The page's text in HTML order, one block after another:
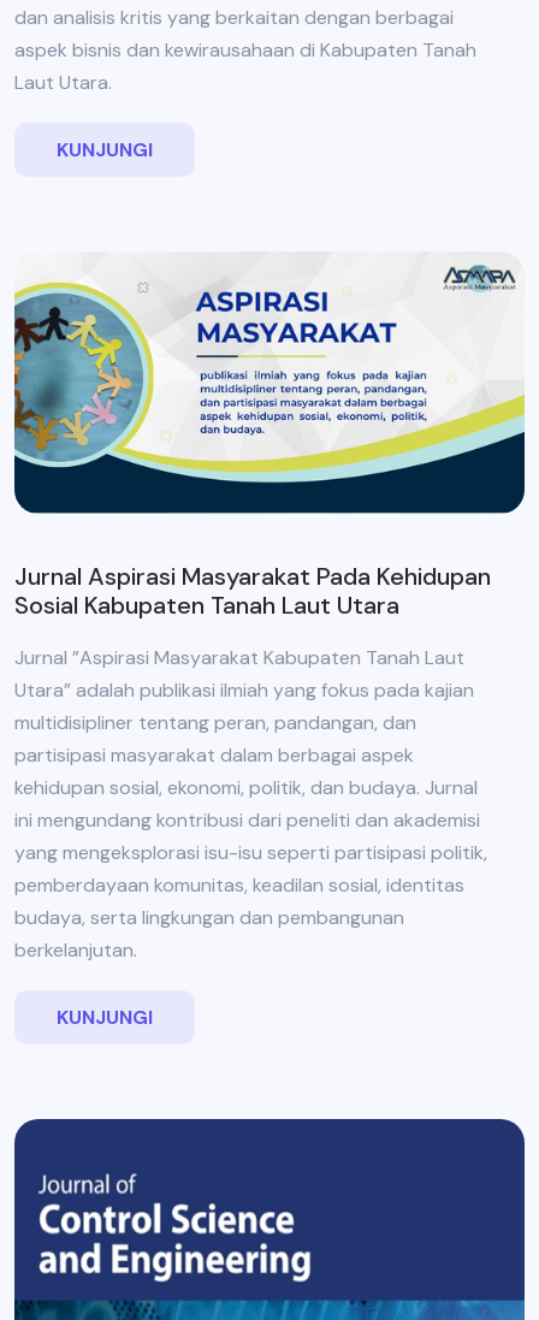
dan analisis kritis yang berkaitan dengan berbagai
aspek bisnis dan kewirausahaan di Kabupaten Tanah
Laut Utara.
KUNJUNGI
Jurnal Aspirasi Masyarakat Pada Kehidupan
Sosial Kabupaten Tanah Laut Utara
Jurnal ”Aspirasi Masyarakat Kabupaten Tanah Laut
Utara” adalah publikasi ilmiah yang fokus pada kajian
multidisipliner tentang peran, pandangan, dan
partisipasi masyarakat dalam berbagai aspek
kehidupan sosial, ekonomi, politik, dan budaya. Jurnal
ini mengundang kontribusi dari peneliti dan akademisi
yang mengeksplorasi isu-isu seperti partisipasi politik,
pemberdayaan komunitas, keadilan sosial, identitas
budaya, serta lingkungan dan pembangunan
berkelanjutan.
KUNJUNGI